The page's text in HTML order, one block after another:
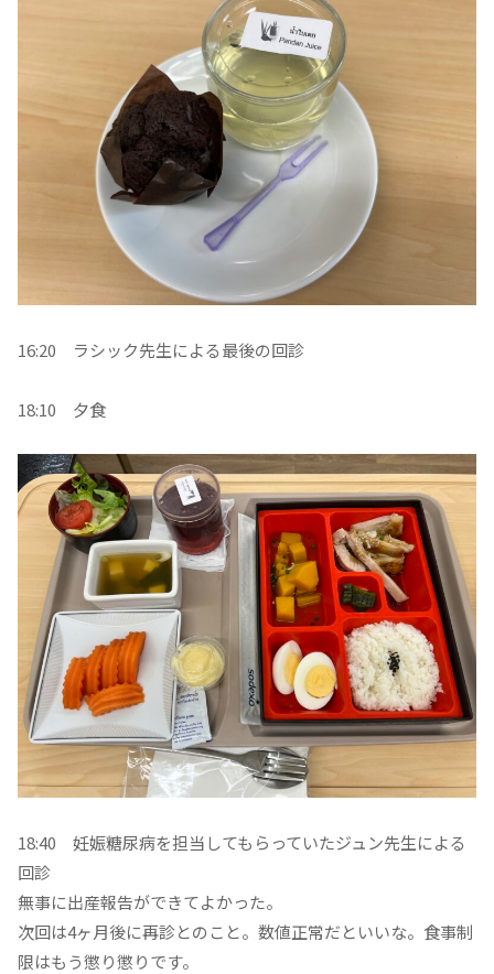
16:20 ラシック先生による最後の回診
18:10 夕食
18:40 妊娠糖尿病を担当してもらっていたジュン先生による
回診
無事に出産報告ができてよかった。
次回は4ヶ月後に再診とのこと。数値正常だといいな。食事制
限はもう懲り懲りです。